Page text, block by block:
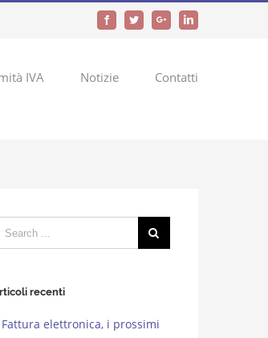
FacebookTwitterGoogle+LinkedIn
IVA Notizie Contatti
recenti
Fattura elettronica, i prossimi